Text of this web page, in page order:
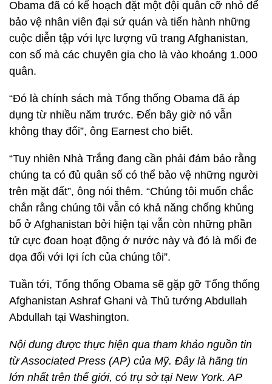
Obama đã có kế hoạch đặt một đội quân cỡ nhỏ để
bảo vệ nhân viên đại sứ quán và tiến hành những
cuộc diễn tập với lực lượng vũ trang Afghanistan,
con số mà các chuyên gia cho là vào khoảng 1.000
quân.
“Đó là chính sách mà Tổng thống Obama đã áp
dụng từ nhiều năm trước. Đến bây giờ nó vẫn
không thay đổi”, ông Earnest cho biết.
“Tuy nhiên Nhà Trắng đang cần phải đảm bảo rằng
chúng ta có đủ quân số có thể bảo vệ những người
trên mặt đất”, ông nói thêm. “Chúng tôi muốn chắc
chắn rằng chúng tôi vẫn có khả năng chống khủng
bố ở Afghanistan bởi hiện tại vẫn còn những phần
tử cực đoan hoạt động ở nước này và đó là mối đe
dọa đối với lợi ích của chúng tôi”.
Tuần tới, Tổng thống Obama sẽ gặp gỡ Tổng thống
Afghanistan Ashraf Ghani và Thủ tướng Abdullah
Abdullah tại Washington.
Nội dung được thực hiện qua tham khảo nguồn tin
từ Associated Press (AP) của Mỹ. Đây là hãng tin
lớn nhất trên thế giới, có trụ sở tại New York. AP